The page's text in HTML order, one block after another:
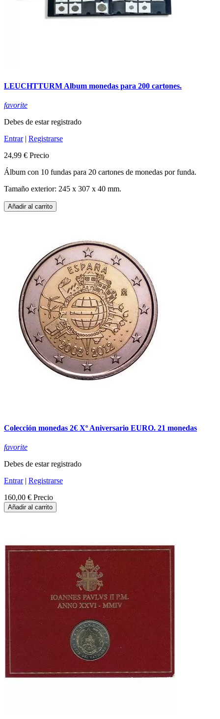
LEUCHTTURM Album monedas para 200 cartones.
favorite
Debes de estar registrado
Entrar| Registrarse
24,99 € Precio
Álbum con 10 fundas para 20 cartones de monedas por funda.
Tamaño exterior: 245 x 307 x 40 mm.
Añadir al carrito
Colección monedas 2€ Xº Aniversario EURO. 21 monedas
favorite
Debes de estar registrado
Entrar| Registrarse
160,00 € Precio
Añadir al carrito